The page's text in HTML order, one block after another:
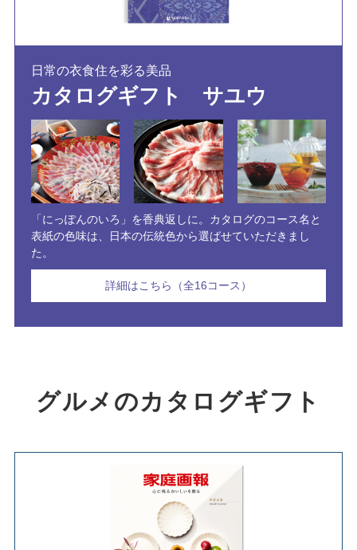
日常の衣食住を彩る美品
カタログギフト サユウ
「にっぽんのいろ」を香典返しに。カタログのコース名と
表紙の色味は、日本の伝統色から選ばせていただきまし
た。
詳細はこちら（全16コース）
グルメのカタログギフト